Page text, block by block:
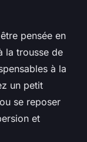
pensée en
la trousse de
à la
un petit
se reposer
et